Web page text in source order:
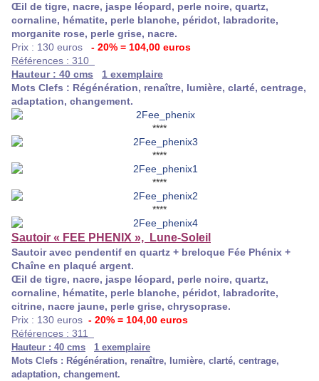
Œil de tigre, nacre, jaspe léopard, perle noire, quartz,
cornaline, hématite, perle blanche, péridot, labradorite,
morganite rose, perle grise, nacre.
Prix : 130 euros
- 20% = 104,00 euros
Références : 310
Hauteur : 40 cms
1 exemplaire
Mots Clefs : Régénération, renaître, lumière, clarté, centrage,
adaptation, changement.
****
****
****
****
Sautoir « FEE PHENIX », Lune-Soleil
Sautoir avec pendentif en quartz + breloque Fée Phénix +
Chaîne en plaqué argent.
Œil de tigre, nacre, jaspe léopard, perle noire, quartz,
cornaline, hématite, perle blanche, péridot, labradorite,
citrine, nacre jaune, perle grise, chrysoprase.
Prix : 130 euros - 20% = 104,00 euros
Références : 311
Hauteur : 40 cms
1 exemplaire
Mots Clefs : Régénération, renaître, lumière, clarté, centrage,
adaptation, changement.